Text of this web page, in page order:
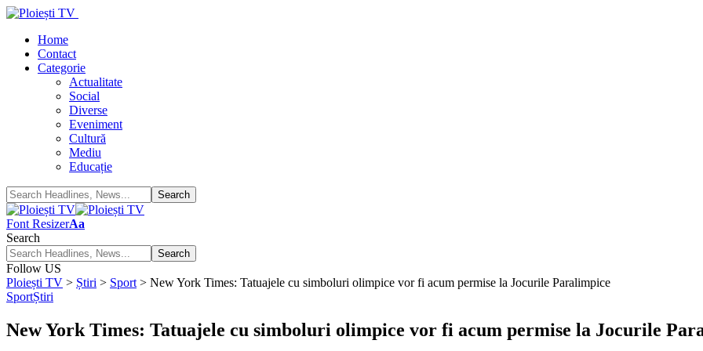
Home
Contact
Categorie
Actualitate
Social
Diverse
Eveniment
Cultură
Mediu
Educație
Font ResizerAa
Search
Follow US
Ploiești TV > Știri > Sport > New York Times: Tatuajele cu simboluri olimpice vor fi acum permise la Jocurile Paralimpice
SportȘtiri
New York Times: Tatuajele cu simboluri olimpice vor fi acum permise la Jocurile